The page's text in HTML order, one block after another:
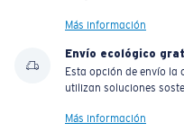
Más información
Envío ecológico
Esta opción de envío la
utilizan soluciones
Más información